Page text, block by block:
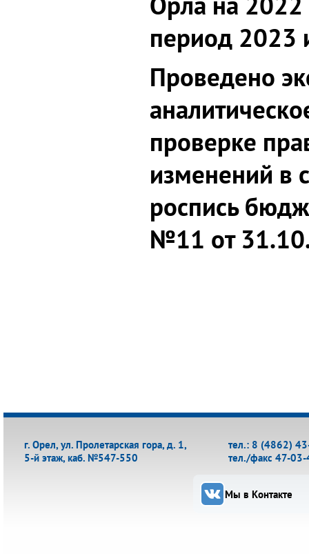
период 2023
Проведено
проверке
изменений в
роспись
№11 от
г. Орел, ул. Пролетарская гора, д. 1,
5-й этаж, каб. №547-550
тел.: 8 (4862)
тел./факс 47-
Мы в Контакте